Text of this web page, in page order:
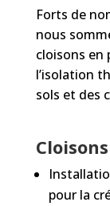
Forts de
nous
cloisons en
l’isolation
sols et des
pour la